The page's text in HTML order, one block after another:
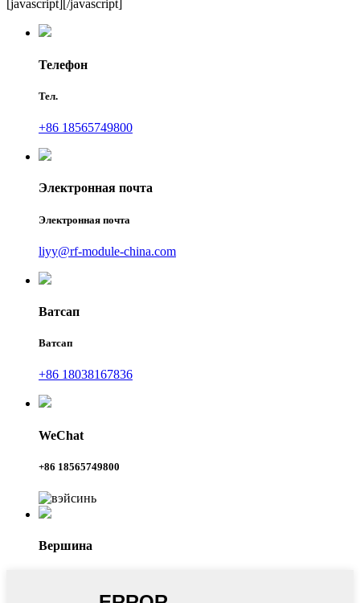
[javascript] [/javascript]
Телефон
Тел.
+86 18565749800
Электронная почта
Электронная почта
liyy@rf-module-china.com
Ватсап
Ватсап
+86 18038167836
WeChat
+86 18565749800
Вершина